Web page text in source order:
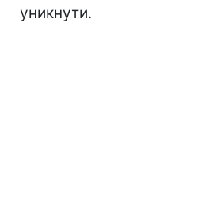
уникнути.